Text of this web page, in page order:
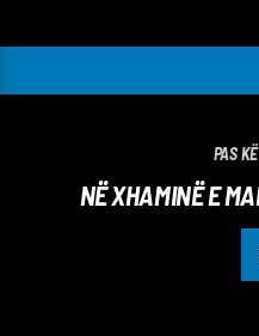
PAS
NË XHAMINË E